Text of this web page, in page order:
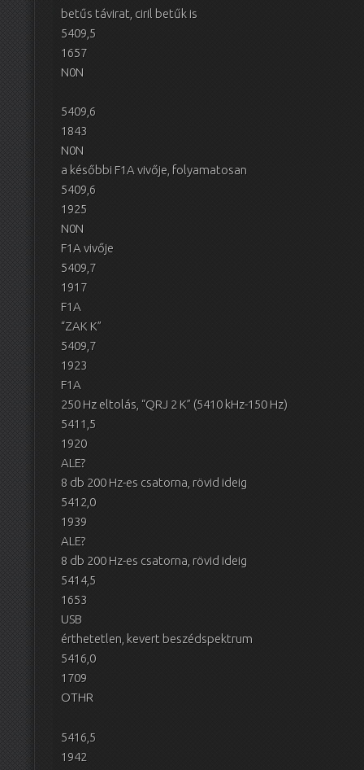
betűs távirat, ciril betűk is
5409,5
1657
N0N
5409,6
1843
N0N
a későbbi F1A vivője, folyamatosan
5409,6
1925
N0N
F1A vivője
5409,7
1917
F1A
“ZAK K”
5409,7
1923
F1A
250 Hz eltolás, “QRJ 2 K” (5410 kHz-150 Hz)
5411,5
1920
ALE?
8 db 200 Hz-es csatorna, rövid ideig
5412,0
1939
ALE?
8 db 200 Hz-es csatorna, rövid ideig
5414,5
1653
USB
érthetetlen, kevert beszédspektrum
5416,0
1709
OTHR
5416,5
1942